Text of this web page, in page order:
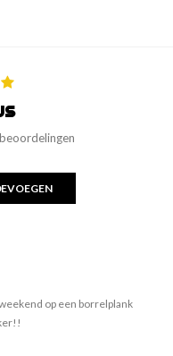
op een borrelplank